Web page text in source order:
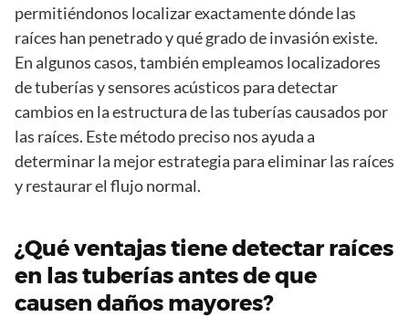
permitiéndonos localizar exactamente dónde las
raíces han penetrado y qué grado de invasión existe.
En algunos casos, también empleamos localizadores
de tuberías y sensores acústicos para detectar
cambios en la estructura de las tuberías causados por
las raíces. Este método preciso nos ayuda a
determinar la mejor estrategia para eliminar las raíces
y restaurar el flujo normal.
¿Qué ventajas tiene detectar raíces
en las tuberías antes de que
causen daños mayores?